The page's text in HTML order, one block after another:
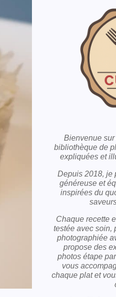
Bienvenue
bibliothèque de
expliquées et
Depuis 2018, je
généreuse et
inspirées du
Chaque recette
testée avec soin,
photographiée
propose des
photos étape
vous
chaque plat et